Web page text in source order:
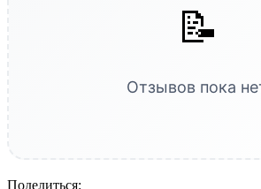
📝
Отзывов пока
Поделиться: